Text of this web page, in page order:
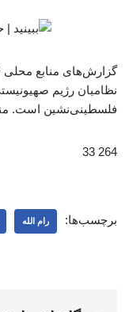
گزارش‌های منابع
نظامیان رژیم
فلسطینی‌نشین است.
264 33
برچسب‌ها: رام الله